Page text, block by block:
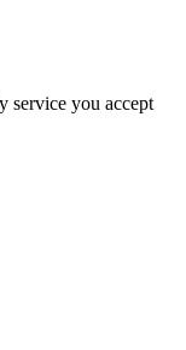
service you accept